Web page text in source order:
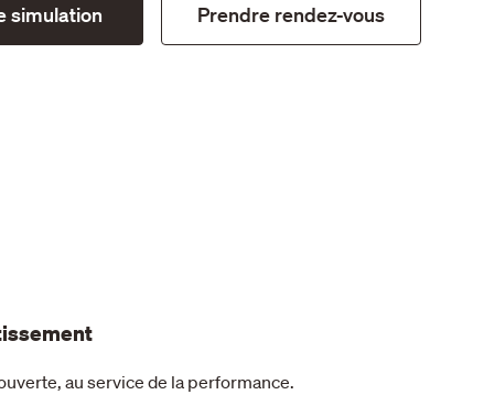
simulation Prendre rendez-vous
au service de la performance.